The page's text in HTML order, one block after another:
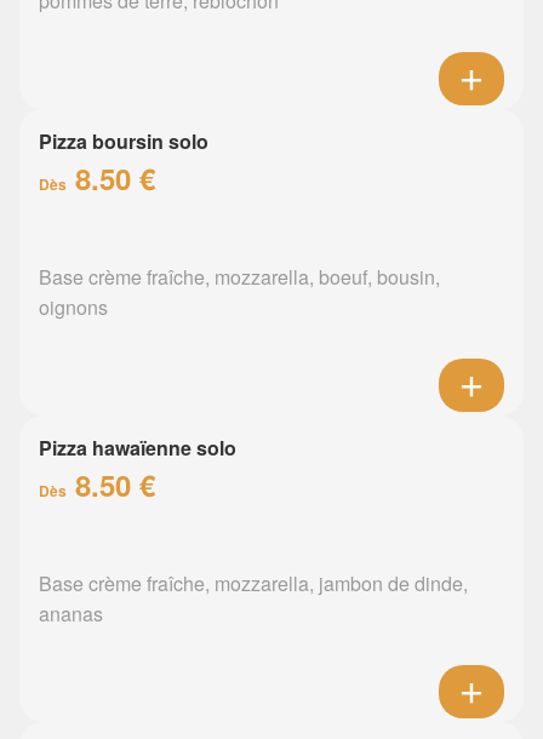
Pizza boursin solo
Dès 8.50 €
Base crème fraîche, mozzarella, boeuf, bousin,
oignons
Pizza hawaïenne solo
Dès 8.50 €
Base crème fraîche, mozzarella, jambon de dinde,
ananas